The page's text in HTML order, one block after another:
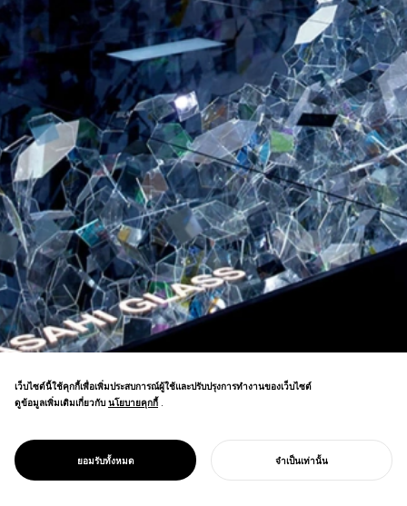
PROJECT
อสัณฐาน
เพิ่มขึ้นเป็นสองเท่าจากปีที่แล้ว และได้รับรางวัล
ด้านการออกแบบหลายรางวัล
เว็บไซต์นี้ใช้คุกกี้เพื่อเพิ่มประสบการณ์ผู้ใช้และปรับปรุงการทำงานของเว็บไซต์
ดูข้อมูลเพิ่มเติมเกี่ยวกับ นโยบายคุกกี้
นโยบายคุกกี้ .
ยอมรับทั้งหมด จำเป็นเท่านั้น